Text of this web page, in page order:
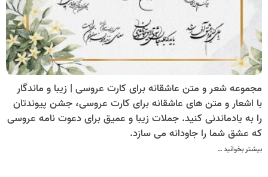
مجموعه شعر و متن عاشقانه برای کارت عروسی | زیبا و ماندگار
با اشعار و متن های عاشقانه برای کارت عروسی، جشن پیوندتان
را به یادماندنی کنید. جملات زیبا و عمیق برای دعوت نامه عروسی
که عشق شما را جاودانه می سازد.
بیشتر بخوانید …